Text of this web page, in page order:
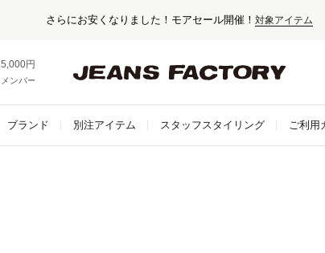
さらにお安くなりました！モアセール開催！ 対象アイテム
5,000円以上お買い上げで送料無料！
メンバー登録でお得な情報をゲット。さらに詳しく
ブランド 別注アイテム スタッフスタイリング ご利用